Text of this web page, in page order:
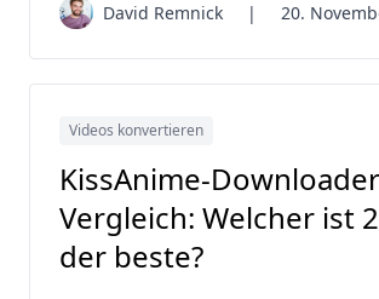
David Remnick | 20.
Videos konvertieren
KissAnime-
Vergleich: Welcher ist
der beste?